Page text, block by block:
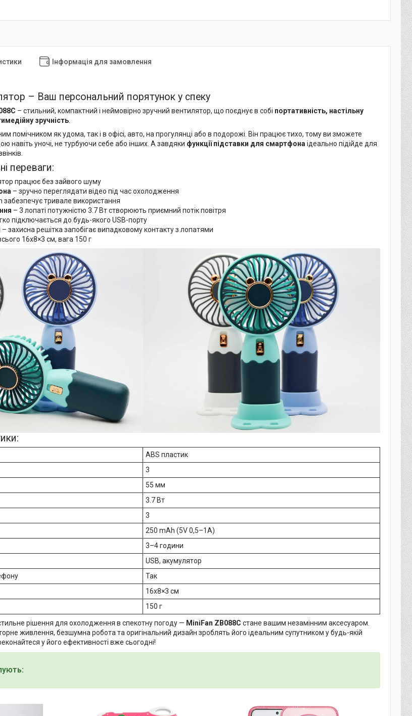
Інформація для замовлення
– Ваш персональний порятунок у спеку
– стильний, компактний і неймовірно зручний вентилятор, що поєднує в собі портативність, настільну
зручність
помічником як удома, так і в офісі, авто, на прогулянці або в подорожі. Він працює тихо, тому ви зможете
навіть уночі, не турбуючи себе або інших. А завдяки функції підставки для смартфона ідеально підійде для
переваги:
працює без зайвого шуму
– зручно переглядати відео під час охолодження
забезпечує тривале використання
– 3 лопаті потужністю 3.7 Вт створюють приємний потік повітря
підключається до будь-якого USB-порту
– захисна решітка запобігає випадковому контакту з лопатями
16х8×3 см, вага 150 г
ABS пластик
3
55 мм
3.7 Вт
3
250 mAh (5V 0,5–1A)
3–4 години
USB, акумулятор
Так
16х8×3 см
150 г
рішення для охолодження в спекотну погоду — MiniFan ZB088C стане вашим незамінним аксесуаром.
живлення, безшумна робота та оригінальний дизайн зроблять його ідеальним супутником у будь-якій
у його ефективності вже сьогодні!